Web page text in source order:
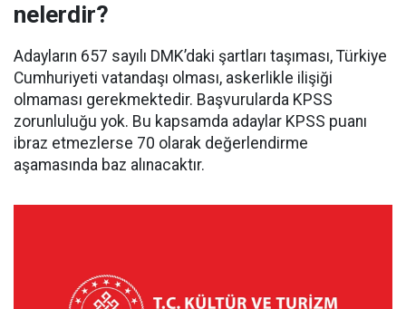
nelerdir?
Adayların 657 sayılı DMK’daki şartları taşıması, Türkiye
Cumhuriyeti vatandaşı olması, askerlikle ilişiği
olmaması gerekmektedir. Başvurularda KPSS
zorunluluğu yok. Bu kapsamda adaylar KPSS puanı
ibraz etmezlerse 70 olarak değerlendirme
aşamasında baz alınacaktır.